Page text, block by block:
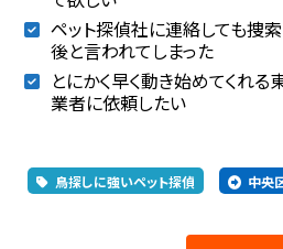
ペット探偵社に連絡しても捜
後と言われてしまった
とにかく早く動き始めてくれ
業者に依頼したい
鳥探しに強いペット探偵 中央